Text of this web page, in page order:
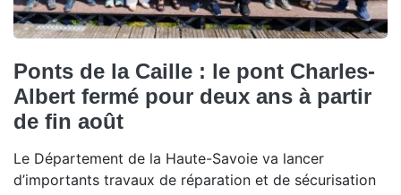
Ponts de la Caille : le pont Charles-
Albert fermé pour deux ans à partir
de fin août
Le Département de la Haute-Savoie va lancer
d’importants travaux de réparation et de sécurisation